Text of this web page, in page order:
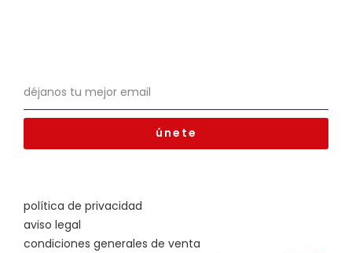
política de privacidad
aviso legal
condiciones generales de venta
únete